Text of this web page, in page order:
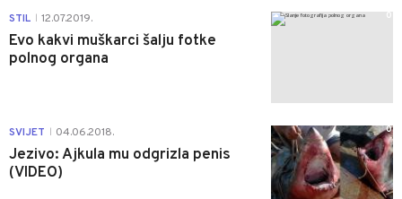
STIL 12.07.2019.
Evo kakvi muškarci šalju fotke
polnog organa
0
SVIJET 04.06.2018.
Jezivo: Ajkula mu odgrizla penis
(VIDEO)
0